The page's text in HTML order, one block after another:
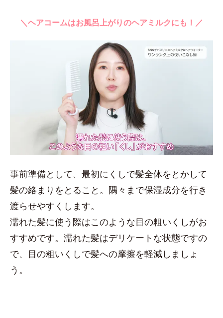
＼ヘアコームはお風呂上がりのヘアミルクにも！／
事前準備として、最初にくしで髪全体をとかして
髪の絡まりをとること。隅々まで保湿成分を行き
渡らせやすくします。
濡れた髪に使う際はこのような目の粗いくしがお
すすめです。濡れた髪はデリケートな状態ですの
で、目の粗いくしで髪への摩擦を軽減しましょ
う。